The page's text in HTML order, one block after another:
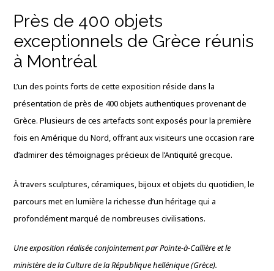
Près de 400 objets
exceptionnels de Grèce réunis
à Montréal
L’un des points forts de cette exposition réside dans la
présentation de près de 400 objets authentiques provenant de
Grèce. Plusieurs de ces artefacts sont exposés pour la première
fois en Amérique du Nord, offrant aux visiteurs une occasion rare
d’admirer des témoignages précieux de l’Antiquité grecque.
À travers sculptures, céramiques, bijoux et objets du quotidien, le
parcours met en lumière la richesse d’un héritage qui a
profondément marqué de nombreuses civilisations.
Une exposition réalisée conjointement par Pointe-à-Callière et le
ministère de la Culture de la République hellénique (Grèce).